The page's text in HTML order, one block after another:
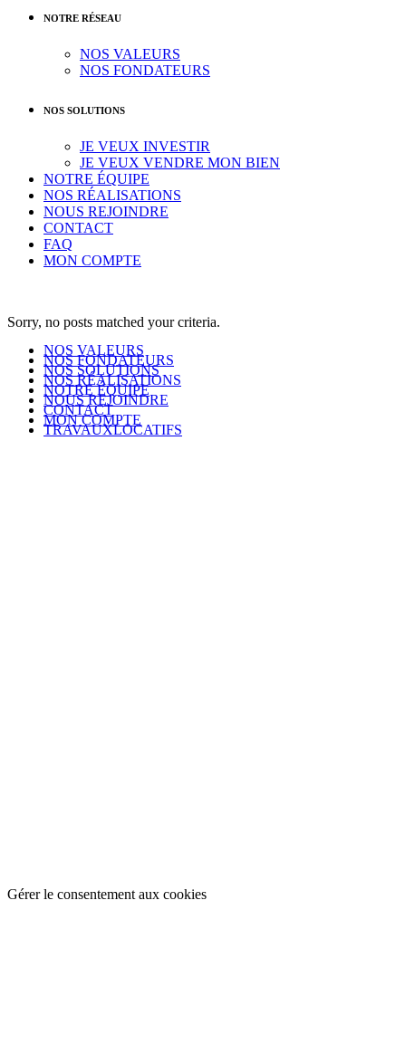
NOTRE RÉSEAU
NOS VALEURS
NOS FONDATEURS
NOS SOLUTIONS
JE VEUX INVESTIR
JE VEUX VENDRE MON BIEN
NOTRE ÉQUIPE
NOS RÉALISATIONS
NOUS REJOINDRE
CONTACT
FAQ
MON COMPTE
Sorry, no posts matched your criteria.
NOS VALEURS
NOS FONDATEURS
NOS SOLUTIONS
NOS RÉALISATIONS
NOTRE ÉQUIPE
NOUS REJOINDRE
CONTACT
MON COMPTE
TRAVAUXLOCATIFS
Gérer le consentement aux cookies